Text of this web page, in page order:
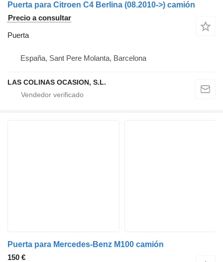
Puerta para Citroen C4 Berlina (08.2010->) camión
Precio a consultar
Puerta
España, Sant Pere Molanta, Barcelona
LAS COLINAS OCASION, S.L.
Puerta para Mercedes-Benz M100 camión
150 €